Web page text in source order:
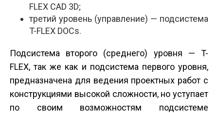
FLEX CAD 3D;
третий уровень (управление) — подсистема
T-FLEX DOCs.
Подсистема второго (среднего) уровня — T-
FLEX, так же как и подсистема первого уровня,
предназначена для ведения проектных работ с
конструкциями высокой сложности, но уступает
по своим возможностям подсистеме